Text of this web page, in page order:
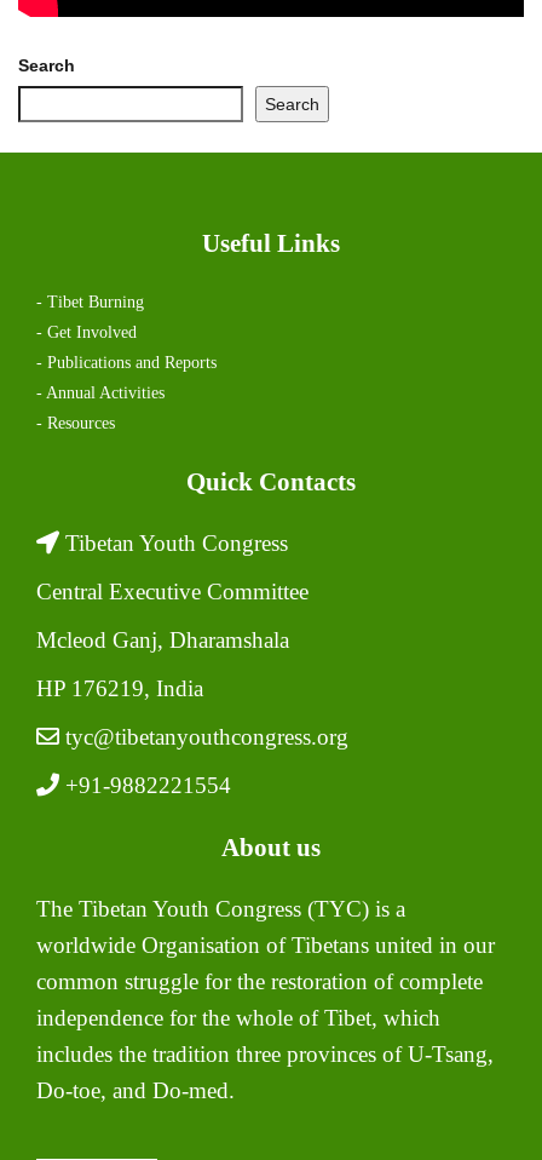
Search
Search
Useful Links
- Tibet Burning
- Get Involved
- Publications and Reports
- Annual Activities
- Resources
Quick Contacts
Tibetan Youth Congress
Central Executive Committee
Mcleod Ganj, Dharamshala
HP 176219, India
tyc@tibetanyouthcongress.org
+91-9882221554
About us
The Tibetan Youth Congress (TYC) is a
worldwide Organisation of Tibetans united in our
common struggle for the restoration of complete
independence for the whole of Tibet, which
includes the tradition three provinces of U-Tsang,
Do-toe, and Do-med.